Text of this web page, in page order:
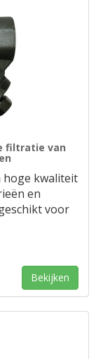
filtratie van
hoge kwaliteit
en
voor
Bekijken